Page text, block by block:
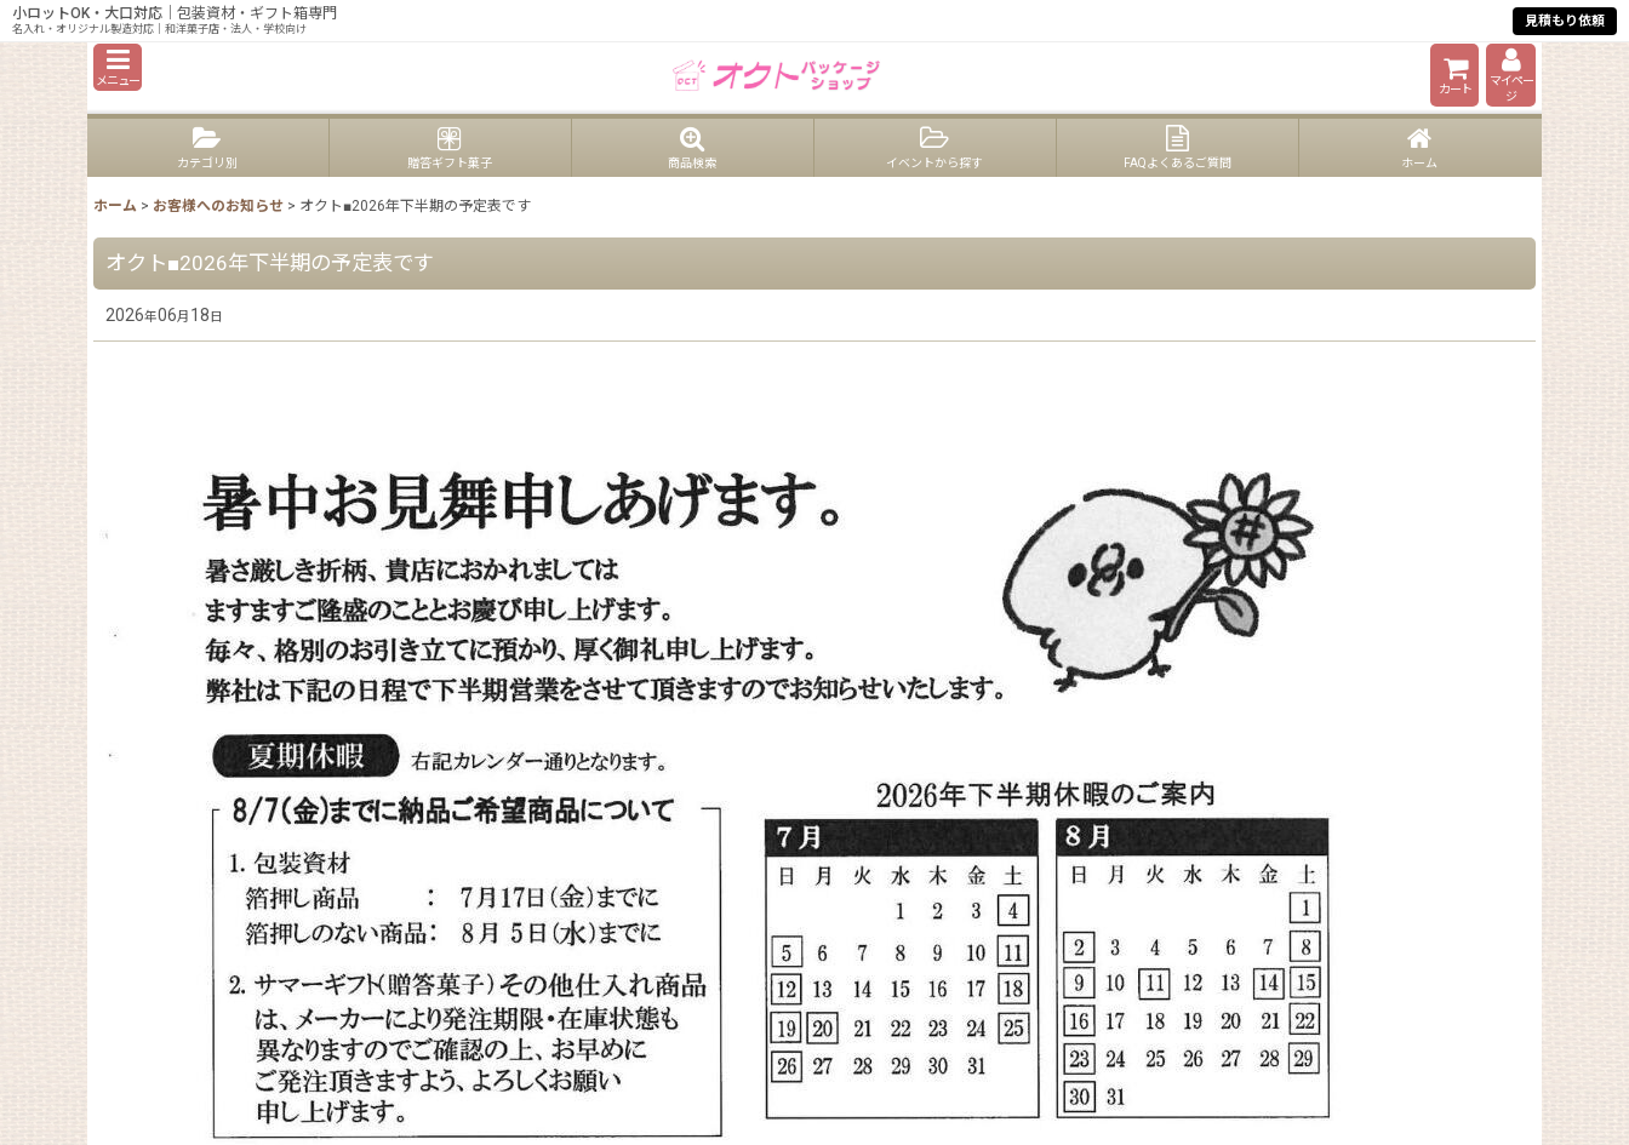
小ロットOK・大口対応 ｜包装資材・ギフト箱専門
名入れ・オリジナル製造対応｜和洋菓子店・法人・学校向け 見積もり依頼
メニュー
カート
マイペー
ジ
カテゴリ別 贈答ギフト菓子 商品検索 イベントから探す FAQよくあるご質問 ホーム
ホーム > お客様へのお知らせ > オクト■2026年下半期の予定表です
オクト■2026年下半期の予定表です
2026年06月 18日